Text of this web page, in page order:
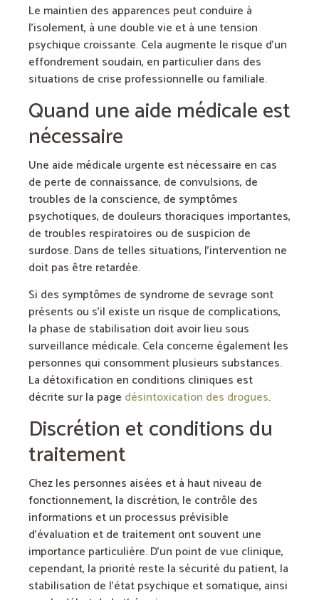
Le maintien des apparences peut conduire à
l’isolement, à une double vie et à une tension
psychique croissante. Cela augmente le risque d’un
effondrement soudain, en particulier dans des
situations de crise professionnelle ou familiale.
Quand une aide médicale est
nécessaire
Une aide médicale urgente est nécessaire en cas
de perte de connaissance, de convulsions, de
troubles de la conscience, de symptômes
psychotiques, de douleurs thoraciques importantes,
de troubles respiratoires ou de suspicion de
surdose. Dans de telles situations, l’intervention ne
doit pas être retardée.
Si des symptômes de syndrome de sevrage sont
présents ou s’il existe un risque de complications,
la phase de stabilisation doit avoir lieu sous
surveillance médicale. Cela concerne également les
personnes qui consomment plusieurs substances.
La détoxification en conditions cliniques est
décrite sur la page désintoxication des drogues.
Discrétion et conditions du
traitement
Chez les personnes aisées et à haut niveau de
fonctionnement, la discrétion, le contrôle des
informations et un processus prévisible
d’évaluation et de traitement ont souvent une
importance particulière. D’un point de vue clinique,
cependant, la priorité reste la sécurité du patient, la
stabilisation de l’état psychique et somatique, ainsi